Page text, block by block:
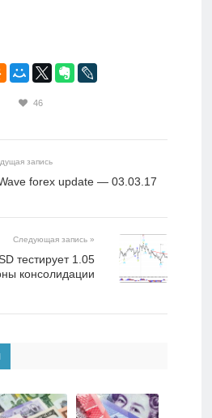
46
запись
forex update — 03.03.17
Следующая запись »
тестирует 1.05
консолидации